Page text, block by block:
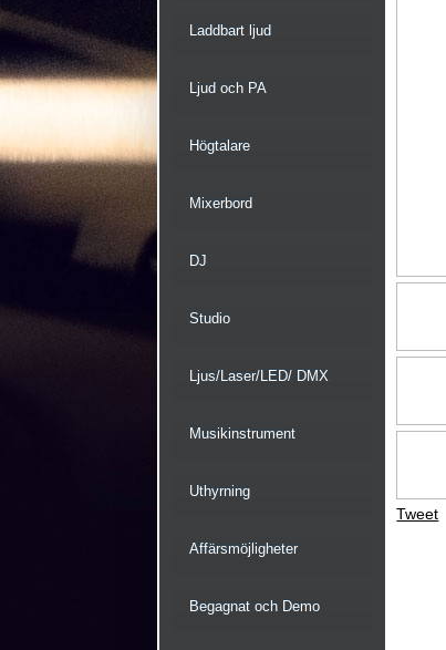
Laddbart ljud
Ljud och PA
Högtalare
Mixerbord
DJ
Studio
Ljus/Laser/LED/ DMX
Musikinstrument
Uthyrning
Affärsmöjligheter
Begagnat och Demo
Tweet